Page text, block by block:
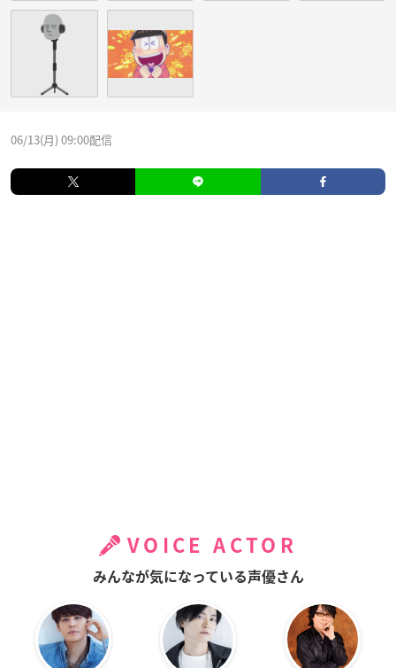
06/13(月) 09:00配信
VOICE ACTOR
みんなが気になっている声優さん